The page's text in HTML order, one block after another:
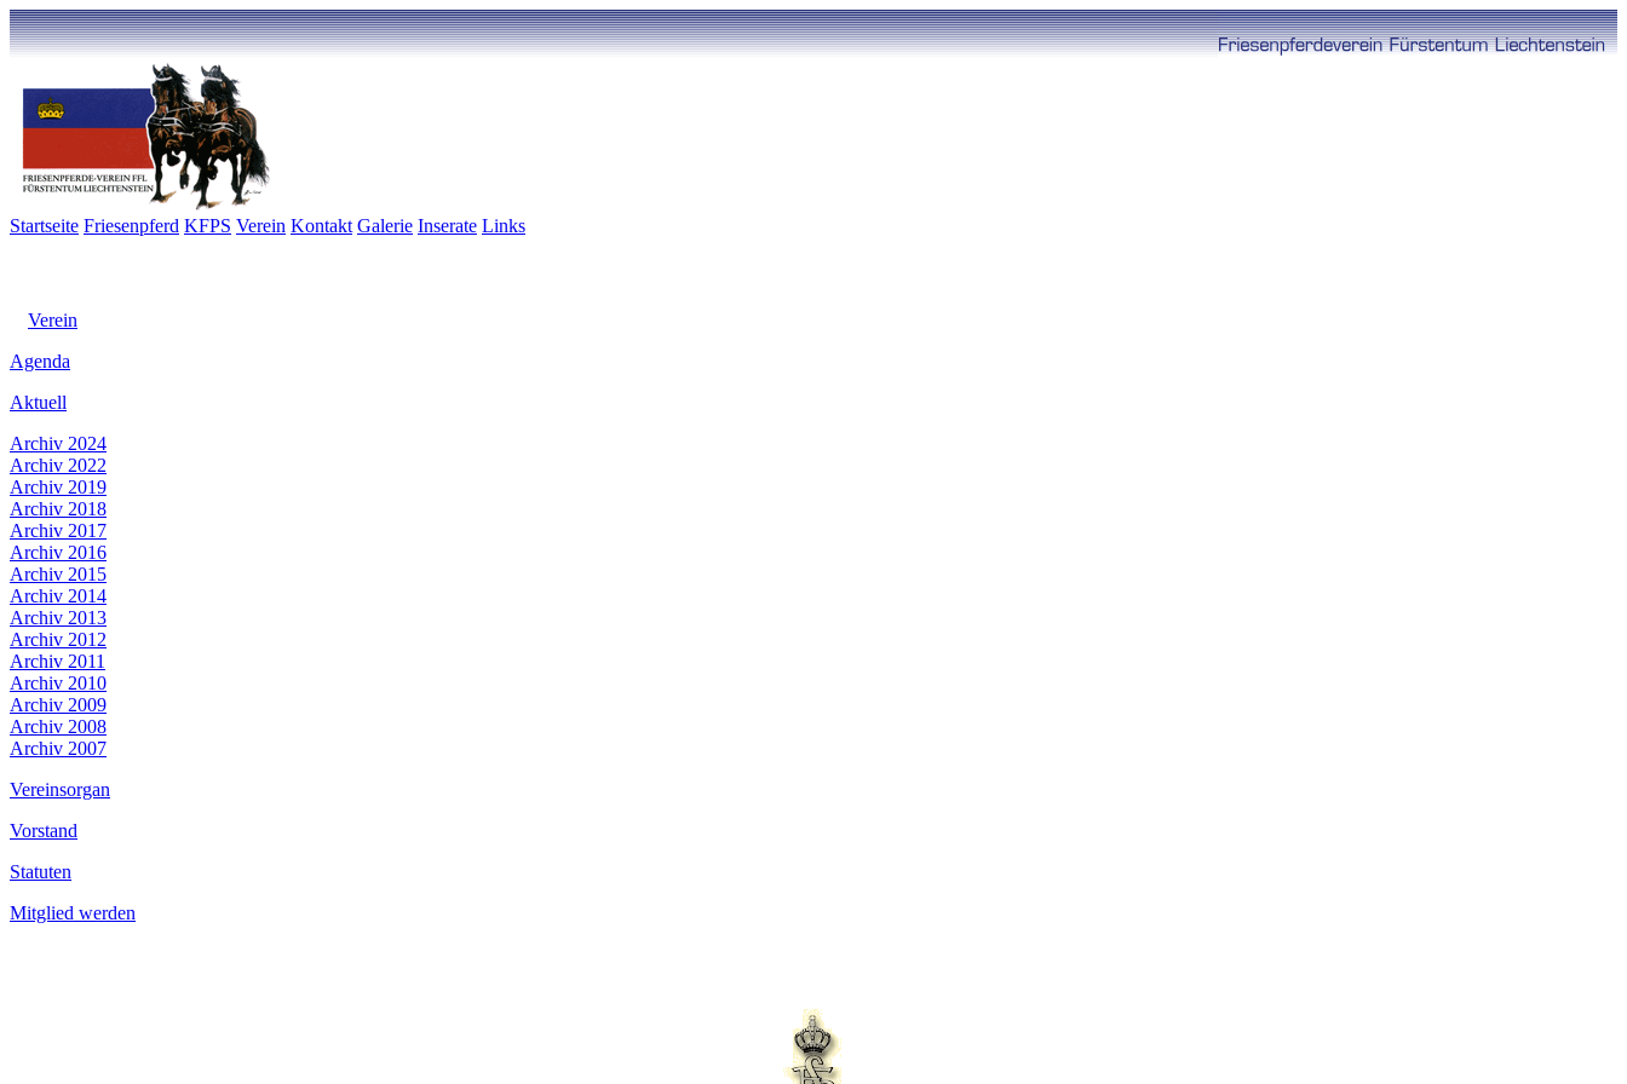
Startseite Friesenpferd KFPS Verein Kontakt Galerie Inserate Links
Verein
Agenda
Aktuell
Archiv 2024
Archiv 2022
Archiv 2019
Archiv 2018
Archiv 2017
Archiv 2016
Archiv 2015
Archiv 2014
Archiv 2013
Archiv 2012
Archiv 2011
Archiv 2010
Archiv 2009
Archiv 2008
Archiv 2007
Vereinsorgan
Vorstand
Statuten
Mitglied werden